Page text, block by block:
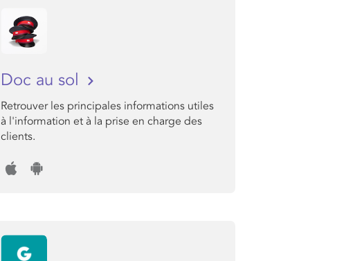
Doc au sol
Retrouver les principales informations utiles
à l'information et à la prise en charge des
clients.